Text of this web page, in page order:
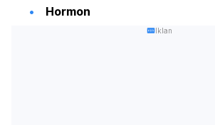
Hormon
Iklan